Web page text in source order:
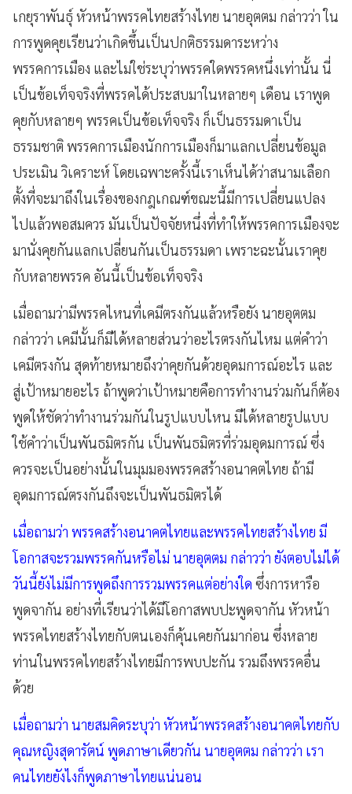
เกยุราพันธุ์ หัวหน้าพรรคไทยสร้างไทย นายอุตตม กล่าวว่า ใน
การพูดคุยเรียนว่าเกิดขึ้นเป็นปกติธรรมดาระหว่าง
พรรคการเมือง และไม่ใช่ระบุว่าพรรคใดพรรคหนึ่งเท่านั้น นี่
เป็นข้อเท็จจริงที่พรรคได้ประสบมาในหลายๆ เดือน เราพูด
คุยกับหลายๆ พรรคเป็นข้อเท็จจริง ก็เป็นธรรมดาเป็น
ธรรมชาติ พรรคการเมืองนักการเมืองก็มาแลกเปลี่ยนข้อมูล
ประเมิน วิเคราะห์ โดยเฉพาะครั้งนี้เราเห็นได้ว่าสนามเลือก
ตั้งที่จะมาถึงในเรื่องของกฎเกณฑ์ขณะนี้มีการเปลี่ยนแปลง
ไปแล้วพอสมควร มันเป็นปัจจัยหนึ่งที่ทำให้พรรคการเมืองจะ
มานั่งคุยกันแลกเปลี่ยนกันเป็นธรรมดา เพราะฉะนั้นเราคุย
กับหลายพรรค อันนี้เป็นข้อเท็จจริง
เมื่อถามว่ามีพรรคไหนที่เคมีตรงกันแล้วหรือยัง นายอุตตม
กล่าวว่า เคมีนั้นก็มีได้หลายส่วนว่าอะไรตรงกันไหม แต่คำว่า
เคมีตรงกัน สุดท้ายหมายถึงว่าคุยกันด้วยอุดมการณ์อะไร และ
สู่เป้าหมายอะไร ถ้าพูดว่าเป้าหมายคือการทำงานร่วมกันก็ต้อง
พูดให้ชัดว่าทำงานร่วมกันในรูปแบบไหน มีได้หลายรูปแบบ
ใช้คำว่าเป็นพันธมิตรกัน เป็นพันธมิตรที่ร่วมอุดมการณ์ ซึ่ง
ควรจะเป็นอย่างนั้นในมุมมองพรรคสร้างอนาคตไทย ถ้ามี
อุดมการณ์ตรงกันถึงจะเป็นพันธมิตรได้
เมื่อถามว่า พรรคสร้างอนาคตไทยและพรรคไทยสร้างไทย มี
โอกาสจะรวมพรรคกันหรือไม่ นายอุตตม กล่าวว่า ยังตอบไม่ได้
วันนี้ยังไม่มีการพูดถึงการรวมพรรคแต่อย่างใด ซึ่งการหารือ
พูดจากัน อย่างที่เรียนว่าได้มีโอกาสพบปะพูดจากัน หัวหน้า
พรรคไทยสร้างไทยกับตนเองก็คุ้นเคยกันมาก่อน ซึ่งหลาย
ท่านในพรรคไทยสร้างไทยมีการพบปะกัน รวมถึงพรรคอื่น
ด้วย
เมื่อถามว่า นายสมคิดระบุว่า หัวหน้าพรรคสร้างอนาคตไทยกับ
คุณหญิงสุดารัตน์ พูดภาษาเดียวกัน นายอุตตม กล่าวว่า เรา
คนไทยยังไงก็พูดภาษาไทยแน่นอน